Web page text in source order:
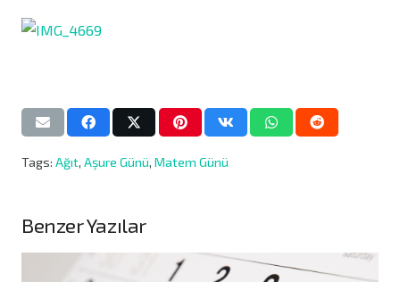
Tags: Ağıt, Aşure Günü, Matem Günü
Benzer Yazılar